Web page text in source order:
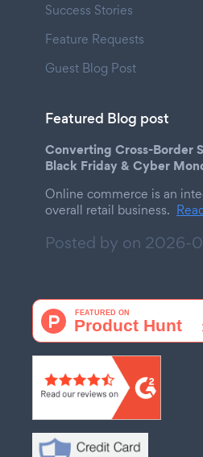
Success Stories
Feature Requests
Guest Blog Post
Featured Blog post
Converting Cross-Border
Black Friday & Cyber
Online commerce is an
overall retail business.
Posted by on 2026-